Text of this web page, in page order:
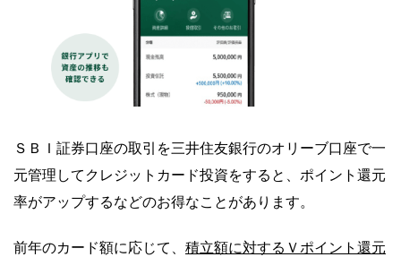
ＳＢＩ証券口座の取引を三井住友銀行のオリーブ口座で一
元管理してクレジットカード投資をすると、ポイント還元
率がアップするなどのお得なことがあります。
前年のカード額に応じて、 積立額に対するＶポイント還元